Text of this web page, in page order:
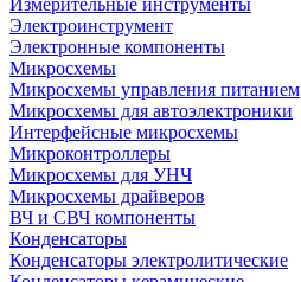
Измерительные инструменты
Электроинструмент
Электронные компоненты
Микросхемы
Микросхемы управления питанием
Микросхемы для автоэлектроники
Интерфейсные микросхемы
Микроконтроллеры
Микросхемы для УНЧ
Микросхемы драйверов
ВЧ и СВЧ компоненты
Конденсаторы
Конденсаторы электролитические